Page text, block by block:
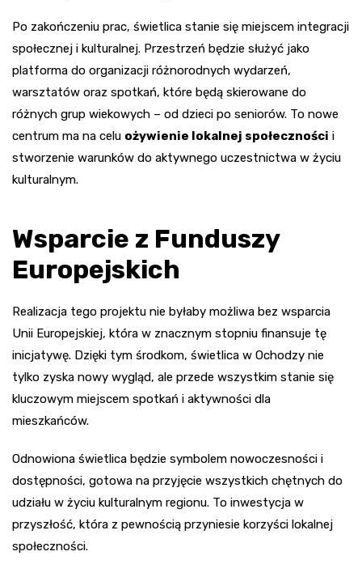
Po zakończeniu prac, świetlica stanie się miejscem integracji
społecznej i kulturalnej. Przestrzeń będzie służyć jako
platforma do organizacji różnorodnych wydarzeń,
warsztatów oraz spotkań, które będą skierowane do
różnych grup wiekowych – od dzieci po seniorów. To nowe
centrum ma na celu ożywienie lokalnej społeczności i
stworzenie warunków do aktywnego uczestnictwa w życiu
kulturalnym.
Wsparcie z Funduszy
Europejskich
Realizacja tego projektu nie byłaby możliwa bez wsparcia
Unii Europejskiej, która w znacznym stopniu finansuje tę
inicjatywę. Dzięki tym środkom, świetlica w Ochodzy nie
tylko zyska nowy wygląd, ale przede wszystkim stanie się
kluczowym miejscem spotkań i aktywności dla
mieszkańców.
Odnowiona świetlica będzie symbolem nowoczesności i
dostępności, gotowa na przyjęcie wszystkich chętnych do
udziału w życiu kulturalnym regionu. To inwestycja w
przyszłość, która z pewnością przyniesie korzyści lokalnej
społeczności.